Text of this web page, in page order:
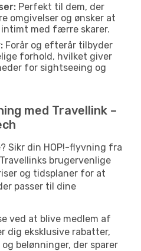
Perfekt til dem, der
omgivelser og ønsker at
med færre skarer.
Forår og efterår tilbyder
forhold, hvilket giver
for sightseeing og
med Travellink –
Sikr din HOP!-flyvning fra
brugervenlige
og tidsplaner for at
passer til dine
ved at blive medlem af
dig eksklusive rabatter,
belønninger, der sparer